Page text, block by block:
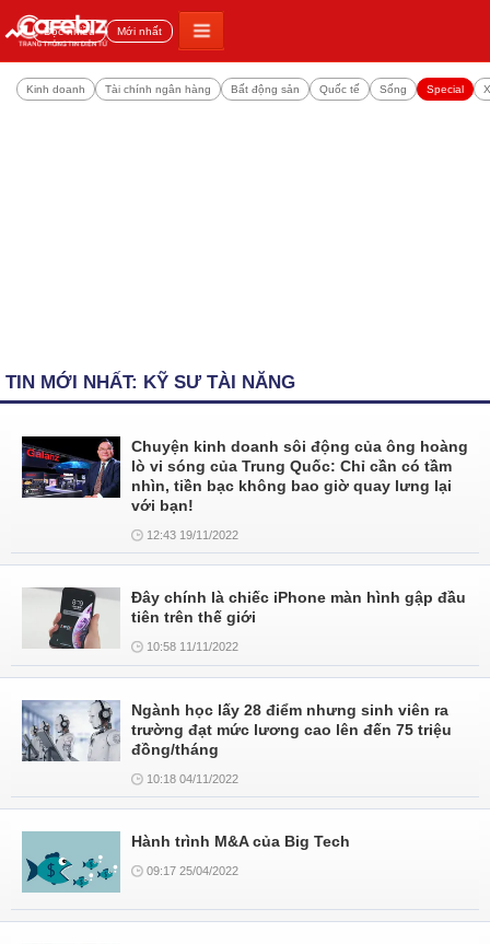
Đọc nhiều Mới nhất
Kinh doanh Tài chính ngân hàng Bất động sản Quốc tế Sống Special
TIN MỚI NHẤT: KỸ SƯ TÀI NĂNG
Chuyện kinh doanh sôi động của ông hoàng
lò vi sóng của Trung Quốc: Chỉ cần có tầm
nhìn, tiền bạc không bao giờ quay lưng lại
với bạn!
12:43 19/11/2022
Đây chính là chiếc iPhone màn hình gập đầu
tiên trên thế giới
10:58 11/11/2022
Ngành học lấy 28 điểm nhưng sinh viên ra
trường đạt mức lương cao lên đến 75 triệu
đồng/tháng
10:18 04/11/2022
Hành trình M&A của Big Tech
09:17 25/04/2022